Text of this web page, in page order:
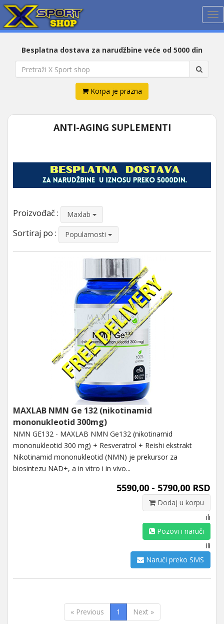
Besplatna dostava za narudžbine veće od 5000 din
Korpa je prazna
ANTI-AGING SUPLEMENTI
Proizvođač : Maxlab
Sortiraj po : Popularnosti
MAXLAB NMN Ge 132 (nikotinamid
mononukleotid 300mg)
NMN GE132 - MAXLAB NMN Ge132 (nikotinamid
mononukleotid 300 mg) + Resveratrol + Reishi ekstrakt
Nikotinamid mononukleotid (NMN) je prekursor za
biosintezu NAD+, a in vitro i in vivo...
5590,00 - 5790,00 RSD
Dodaj u korpu
ili
Pozovi i naruči
ili
Naruči preko SMS
« Previous 1 Next »